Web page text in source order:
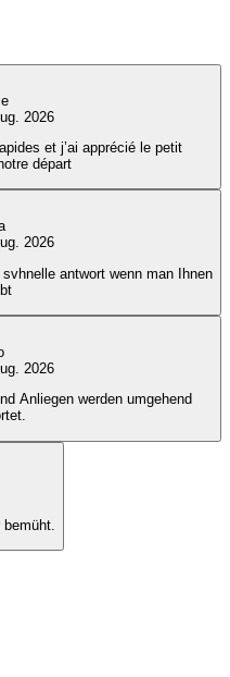
2026
et j’ai apprécié le petit
départ
2026
antwort wenn man Ihnen
2026
Anliegen werden umgehend